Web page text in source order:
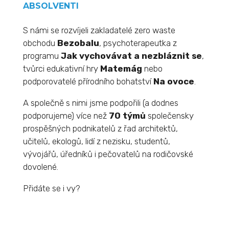
ABSOLVENTI
S námi se rozvíjeli zakladatelé zero waste
obchodu Bezobalu, psychoterapeutka z
programu Jak vychovávat a nezbláznit se,
tvůrci edukativní hry Matemág nebo
podporovatelé přírodního bohatství Na ovoce
A společně s nimi jsme podpořili (a dodnes
podporujeme) více než70 týmů společensky
prospěšných podnikatelů z řad architektů,
učitelů, ekologů, lidí z nezisku, studentů,
vývojářů, úředníků i pečovatelů na rodičovské
dovolené.
Přidáte se i vy?